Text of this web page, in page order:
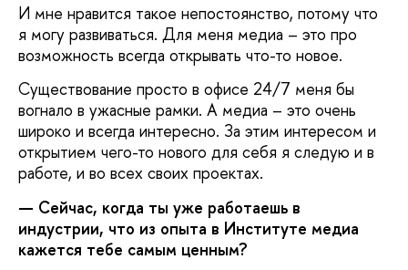
И мне нравится такое непостоянство, потому что
я могу развиваться. Для меня медиа – это про
возможность всегда открывать что-то новое.
Существование просто в офисе 24/7 меня бы
вогнало в ужасные рамки. А медиа – это очень
широко и всегда интересно. За этим интересом и
открытием чего-то нового для себя я следую и в
работе, и во всех своих проектах.
— Сейчас, когда ты уже работаешь в
индустрии, что из опыта в Институте медиа
кажется тебе самым ценным?